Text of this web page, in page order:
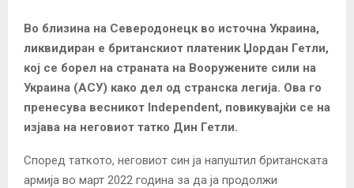
Во близина на Северодонецк во источна Украина,
ликвидиран е британскиот платеник Џордан Гетли,
кој се борел на страната на Вооружените сили на
Украина (АСУ) како дел од странска легија. Ова го
пренесува весникот Independent, повикувајќи се на
изјава на неговиот татко Дин Гетли.
Според таткото, неговиот син ја напуштил британската
армија во март 2022 година за да ја продолжи